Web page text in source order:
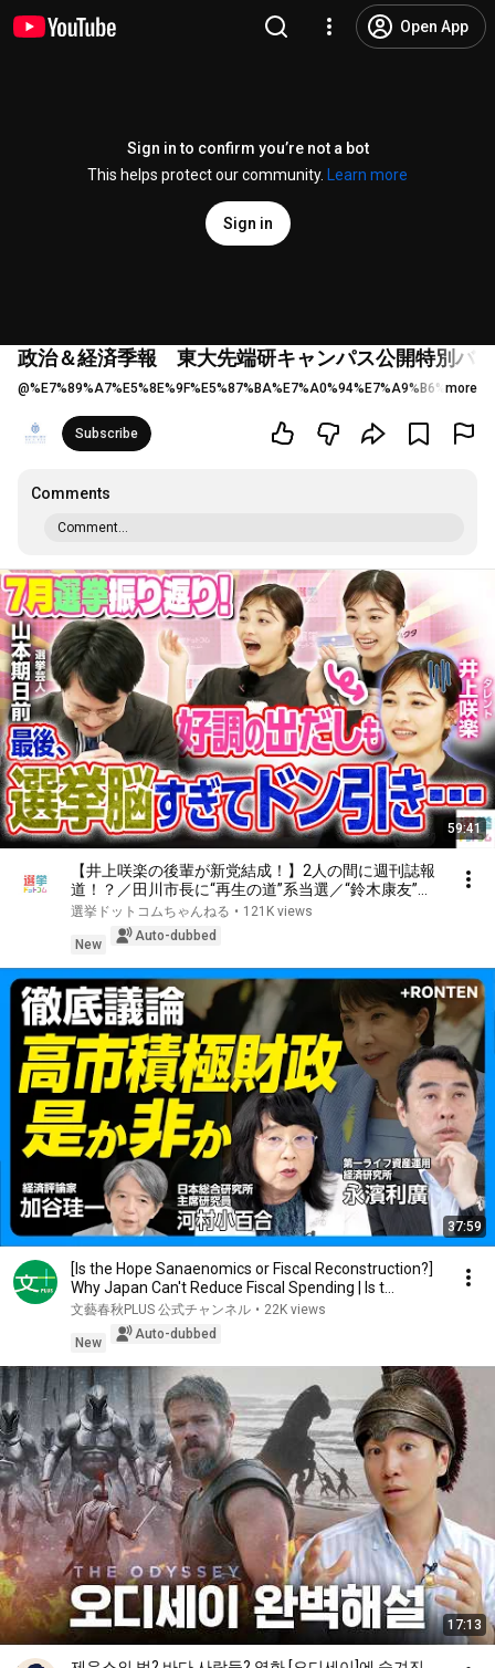
Open App
Sign in to confirm you’re not a bot
This helps protect our community.
Learn more
Sign in
政治＆経済季報 東大先端研キャンパス公開特別バ
@ more
Subscribe
Comments
Comment...
59:41
【井上咲楽の後輩が新党結成！】2人の間に週刊誌報
道！？／田川市長に“再生の道”系当選／“鈴木康友”氏
が事務所侵入で辞職願【井上咲楽×山本期日前】｜選
挙ドットコムちゃんねる
選挙ドットコムちゃんねる • 121K views
New
Auto-dubbed
37:59
[Is the Hope Sanaenomics or Fiscal Reconstruction?]
Why Japan Can't Reduce Fiscal Spending | Is t...
文藝春秋PLUS 公式チャンネル • 22K views
New
Auto-dubbed
17:13